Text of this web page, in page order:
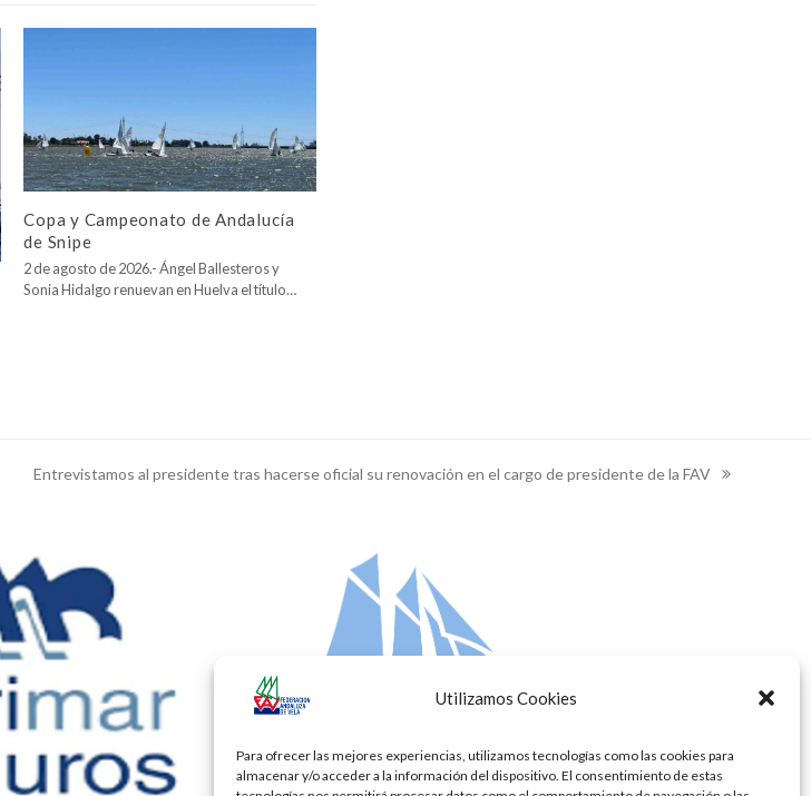
Utilizamos Cookies
Para ofrecer las mejores experiencias, utilizamos tecnologías como las cookies para
almacenar y/o acceder a la información del dispositivo. El consentimiento de estas
Copa y Campeonato de Andalucía
de Snipe
2 de agosto de 2026.- Ángel Ballesteros y
Sonia Hidalgo renuevan en Huelva el título…
next
Entrevistamos al presidente tras hacerse oficial su renovación en el cargo de presidente de la FAV